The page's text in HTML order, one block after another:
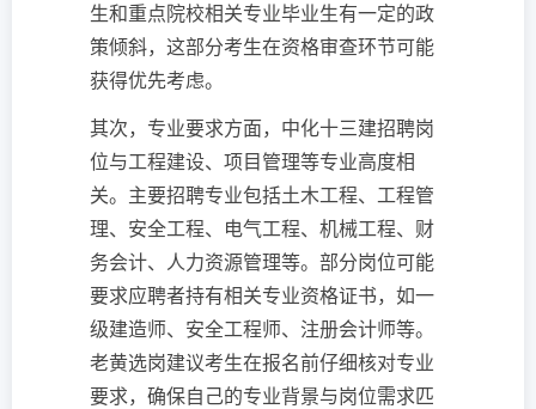
生和重点院校相关专业毕业生有一定的政
策倾斜，这部分考生在资格审查环节可能
获得优先考虑。
其次，专业要求方面，中化十三建招聘岗
位与工程建设、项目管理等专业高度相
关。主要招聘专业包括土木工程、工程管
理、安全工程、电气工程、机械工程、财
务会计、人力资源管理等。部分岗位可能
要求应聘者持有相关专业资格证书，如一
级建造师、安全工程师、注册会计师等。
老黄选岗建议考生在报名前仔细核对专业
要求，确保自己的专业背景与岗位需求匹